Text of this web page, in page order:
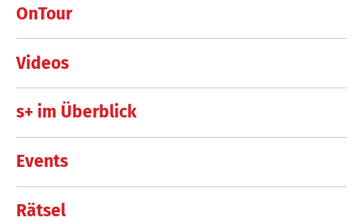
OnTour
Videos
s+ im Überblick
Events
Rätsel